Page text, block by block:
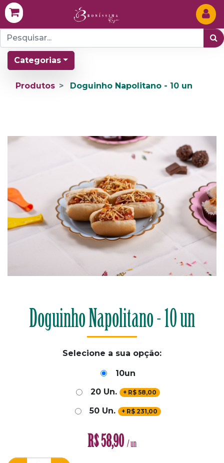
Categorias
Produtos Doguinho Napolitano - 10 un
Doguinho Napolitano - 10 un
Selecione a sua opção:
10un
20 Un.
+ R$58,00
50 Un. + R$231,00
R$58,90 / un